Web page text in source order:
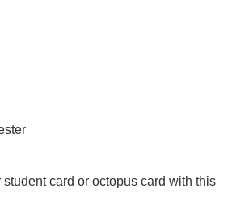
student card or octopus card with this